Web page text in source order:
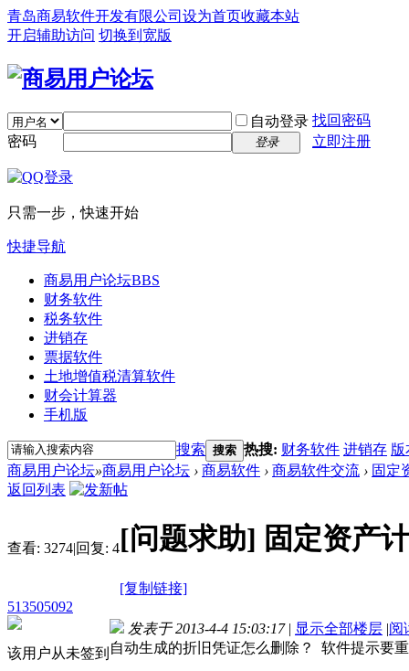
青岛商易软件开发有限公司 设为首页收藏本站
开启辅助访问 切换到宽版
自动登录 找回密码
密码
登录 立即注册
只需一步，快速开始
快捷导航
商易用户论坛BBS
财务软件
税务软件
进销存
票据软件
土地增值税清算软件
财会计算器
手机版
搜索 搜索 热搜: 财务软件 进销存 版
商易用户论坛»商易用户论坛 › 商易软件 › 商易软件交流 › 固定
返回列表
查看: 3274|回复: 4[问题求助] 固定资产
[复制链接]
513505092
该用户从未签到
发表于 2013-4-4 15:03:17 | 显示全部楼层 |阅
自动生成的折旧凭证怎么删除？ 软件提示要